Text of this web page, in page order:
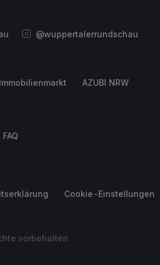
@wuppertalerrundschau
Immobilienmarkt AZUBI NRW
FAQ
Cookie-Einstellungen
vorbehalten